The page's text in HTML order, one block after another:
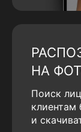
НА
Поиск
клиентам
и